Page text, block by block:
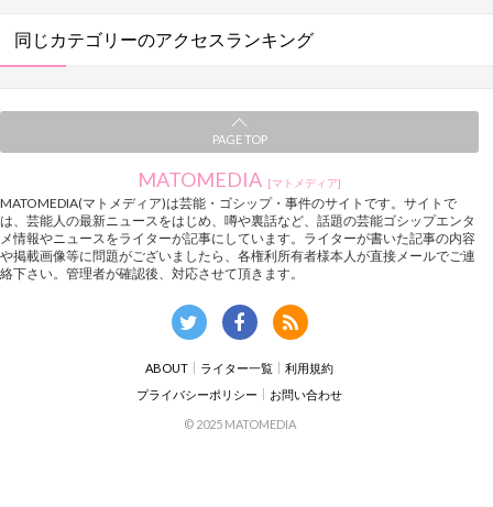
同じカテゴリーのアクセスランキング
PAGE TOP
MATOMEDIA [マトメディア]
MATOMEDIA(マトメディア)は芸能・ゴシップ・事件のサイトです。サイトで
は、芸能人の最新ニュースをはじめ、噂や裏話など、話題の芸能ゴシップエンタ
メ情報やニュースをライターが記事にしています。ライターが書いた記事の内容
や掲載画像等に問題がございましたら、各権利所有者様本人が直接メールでご連
絡下さい。管理者が確認後、対応させて頂きます。
ABOUT ライター一覧
利用規約
プライバシーポリシー
お問い合わせ
© 2025 MATOMEDIA